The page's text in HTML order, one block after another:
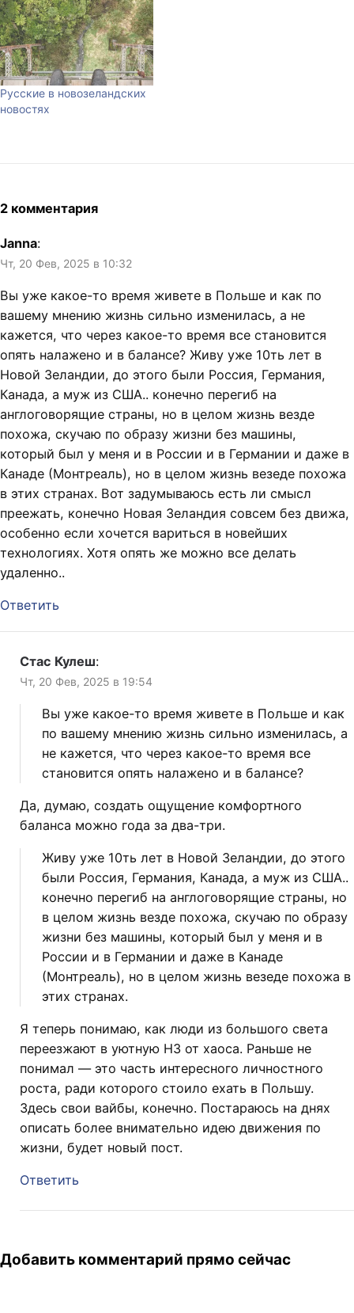
Русские в новозеландских
новостях
2 комментария
Janna:
Чт, 20 Фев, 2025 в 10:32
Вы уже какое-то время живете в Польше и как по
вашему мнению жизнь сильно изменилась, а не
кажется, что через какое-то время все становится
опять налажено и в балансе? Живу уже 10ть лет в
Новой Зеландии, до этого были Россия, Германия,
Канада, а муж из США.. конечно перегиб на
англоговорящие страны, но в целом жизнь везде
похожа, скучаю по образу жизни без машины,
который был у меня и в России и в Германии и даже в
Канаде (Монтреаль), но в целом жизнь везеде похожа
в этих странах. Вот задумываюсь есть ли смысл
преежать, конечно Новая Зеландия совсем без движа,
особенно если хочется вариться в новейших
технологиях. Хотя опять же можно все делать
удаленно..
Ответить
Стас Кулеш:
Чт, 20 Фев, 2025 в 19:54
Вы уже какое-то время живете в Польше и как
по вашему мнению жизнь сильно изменилась, а
не кажется, что через какое-то время все
становится опять налажено и в балансе?
Да, думаю, создать ощущение комфортного
баланса можно года за два-три.
Живу уже 10ть лет в Новой Зеландии, до этого
были Россия, Германия, Канада, а муж из США..
конечно перегиб на англоговорящие страны, но
в целом жизнь везде похожа, скучаю по образу
жизни без машины, который был у меня и в
России и в Германии и даже в Канаде
(Монтреаль), но в целом жизнь везеде похожа в
этих странах.
Я теперь понимаю, как люди из большого света
переезжают в уютную НЗ от хаоса. Раньше не
понимал — это часть интересного личностного
роста, ради которого стоило ехать в Польшу.
Здесь свои вайбы, конечно. Постараюсь на днях
описать более внимательно идею движения по
жизни, будет новый пост.
Ответить
Добавить комментарий прямо сейчас